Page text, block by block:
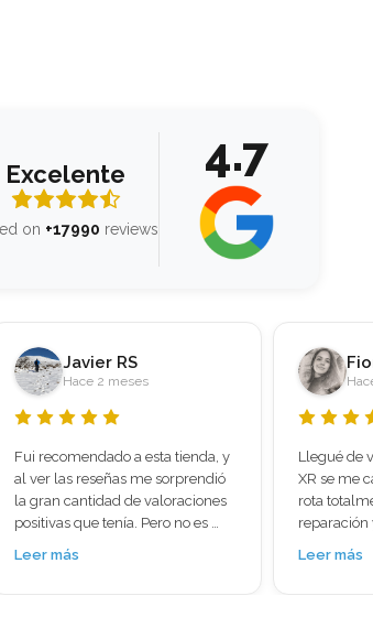
Excelente
on +17990 reviews
4.7
Fiorella Vasquez Ventura
Hace 2 meses
Llegué de viaje a Madrid y mi iPhone
XR se me cayó y quedé con la pantalla
rota totalmente , busqué una tienda de
reparación ya que estaba preocupada
porque tenía muchas cosas
Leer más
Os cuento
sirve a
con
la pantalla
cogía
Leer más